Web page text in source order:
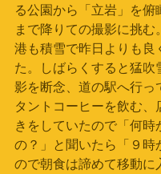
る公園から「立岩」を俯
まで降りての撮影に挑む
港も積雪で昨日よりも良
た。しばらくすると猛吹
影を断念、道の駅へ行っ
タントコーヒーを飲む、
きをしていたので「何時
の？」と聞いたら「９時
ので朝食は諦めて移動に